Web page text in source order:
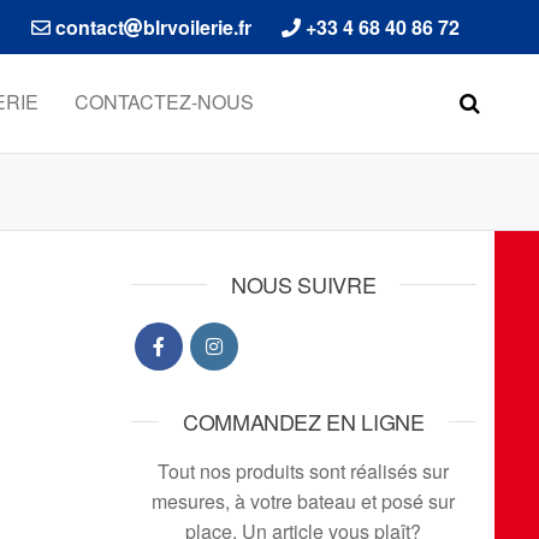
contact blrvoilerie.fr +33 4 68 40 86 72
CONTACTEZ-NOUS
NOUS SUIVRE
COMMANDEZ EN LIGNE
Tout nos produits sont réalisés sur
mesures, à votre bateau et posé sur
place. Un article vous plaît?